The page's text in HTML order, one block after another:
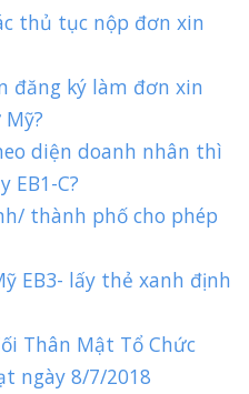
thủ tục nộp đơn xin
đăng ký làm đơn xin
diện doanh nhân thì
EB1-C?
thành phố cho phép
EB3- lấy thẻ xanh định
Thân Mật Tổ Chức
ngày 8/7/2018